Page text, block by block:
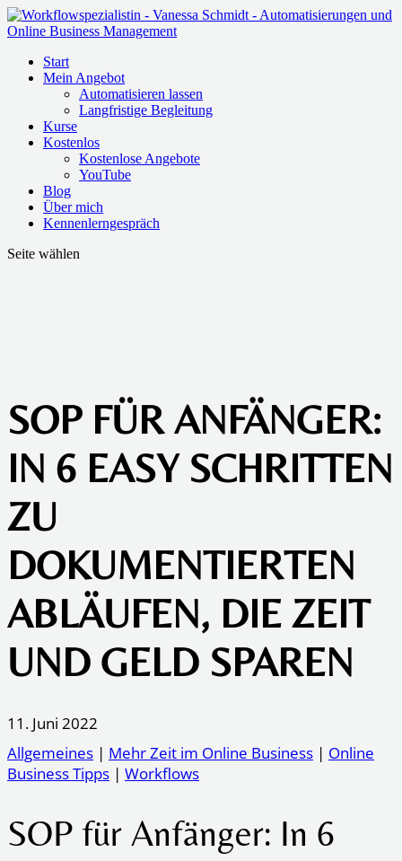
Start
Mein Angebot
Automatisieren lassen
Langfristige Begleitung
Kurse
Kostenlos
Kostenlose Angebote
YouTube
Blog
Über mich
Kennenlerngespräch
Seite wählen
SOP FÜR ANFÄNGER:
IN 6 EASY SCHRITTEN
ZU
DOKUMENTIERTEN
ABLÄUFEN, DIE ZEIT
UND GELD SPAREN
11. Juni 2022
Allgemeines | Mehr Zeit im Online Business | Online
Business Tipps | Workflows
SOP für Anfänger: In 6